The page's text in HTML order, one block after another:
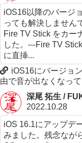
iOS16以降のバージ
っても解決しません
Fire TV Stick をカー
した。---Fire TV
に直挿...
iOS16にバージョ
由で音が出なくなっ
深尾 拓生 /
2022.10.28
iOS 16.1にアップデ
みました。残念なが